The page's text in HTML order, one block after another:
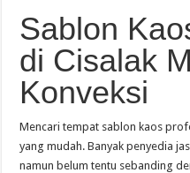
Sablon
di Cisalak
Konveksi
Mencari tempat sablon kaos
yang mudah. Banyak penyedia
namun belum tentu sebanding